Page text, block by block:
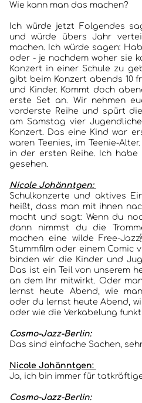
Wie kann man das machen?
Ich würde jetzt Folgendes
und würde übers Jahr
machen. Ich würde sagen:
oder - je nachdem woher sie
Konzert in einer Schule zu
gibt beim Konzert abends 10
und Kinder. Kommt doch
erste Set an. Wir nehmen
vorderste Reihe und spürt
am Samstag vier
Konzert. Das eine Kind war
waren Teenies, im Teenie-
in der ersten Reihe. Ich
gesehen.
Nicole Johänntgen:
Schulkonzerte und aktives
heißt, dass man mit ihnen
macht und sagt: Wenn du
dann nimmst du die
machen eine wilde Free-
Stummfilm oder einem Comic
binden wir die Kinder und
Das ist ein Teil von unserem
an dem Ihr mitwirkt. Oder
lernst heute Abend, wie
oder du lernst heute Abend,
oder wie die Verkabelung
Cosmo-Jazz-Berlin:
Das sind einfache Sachen,
Nicole Johänntgen:
Ja, ich bin immer für
Cosmo-Jazz-Berlin: